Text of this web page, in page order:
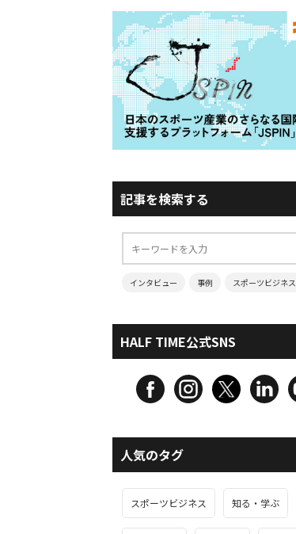
記事を検索する
インタビュー 事例 スポーツビジネス
HALF TIME公式SNS
人気のタグ
スポーツビジネス 知る・学ぶ